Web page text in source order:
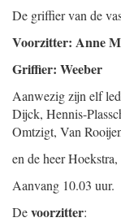
De griffier van de
Voorzitter: Anne
Griffier: Weeber
Aanwezig zijn elf
Dijck, Hennis-
Omtzigt, Van
en de heer
Aanvang 10.03 uur.
Devoorzitter: